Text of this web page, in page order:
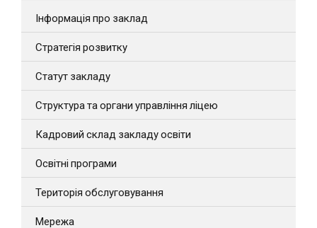
Інформація про заклад
Стратегія розвитку
Статут закладу
Структура та органи управління ліцею
Кадровий склад закладу освіти
Освітні програми
Територія обслуговування
Мережа